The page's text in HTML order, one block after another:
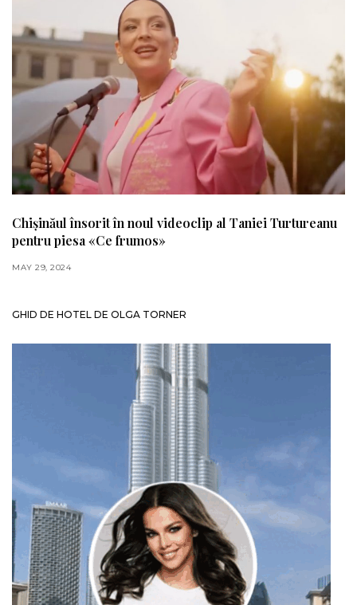
Chișinăul însorit în noul videoclip al Taniei Turtureanu
pentru piesa «Ce frumos»
MAY 29, 2024
GHID DE HOTEL DE OLGA TORNER